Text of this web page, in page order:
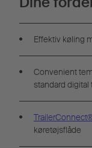
Effektiv køling
Convenient
standard
køretøjsflåde